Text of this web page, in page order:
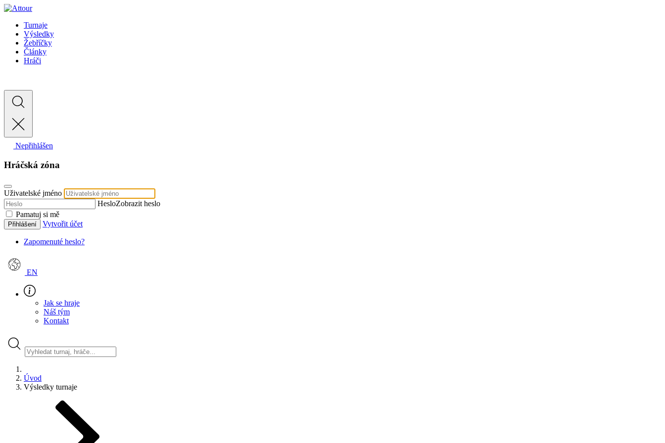
Turnaje
Výsledky
Žebříčky
Články
Hráči
Nepřihlášen
Hráčská zóna
Uživatelské jméno
HesloZobrazit heslo
Pamatuj si mě
Přihlášení Vytvořit účet
Zapomenuté heslo?
EN
Jak se hraje
Náš tým
Kontakt
Úvod
Výsledky turnaje